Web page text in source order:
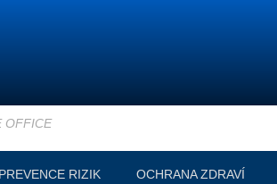
OFFICE
PREVENCE RIZIK OCHRANA ZDRAVÍ